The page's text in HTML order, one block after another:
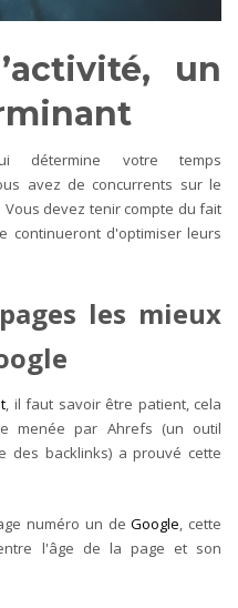
un
détermine votre temps
avez de concurrents sur le
devez tenir compte du fait
continueront d'optimiser leurs
les mieux
, il faut savoir être patient, cela
menée par Ahrefs (un outil
des backlinks) a prouvé cette
numéro un deGoogle, cette
l'âge de la page et son